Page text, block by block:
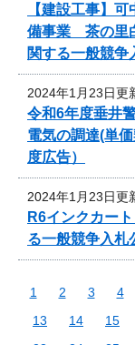
【建設工事】
備事業 茶の里
関する一般競争
2024年1月23日更
令和6年度垂井
電気の調達(単
度広告）
2024年1月23日更
R6インクカー
る一般競争入札
1 2 3 4
13
14 15